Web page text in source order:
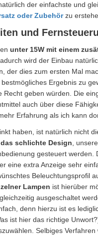
der einfachste und
oder Zubehörzu
und
unter 15W mit einem
wird der Einbau
der dies zum ersten Mal
Ergebnis zu
Recht geben würden. Die
auch über diese
Erfahrung als ich kann
haben, ist natürlich nicht
schlichte Design,
gesteuert werden.
eine extra Anzeige sehr
Beleuchtungsprofil
Lampen ist hierüber
ausgeschaltet
denn hierzu ist es
ist hier das richtige
Selbiges